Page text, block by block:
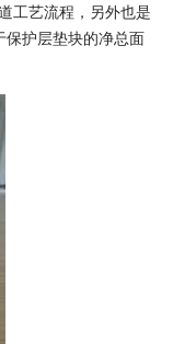
工艺流程，另外也是
保护层垫块的净总面